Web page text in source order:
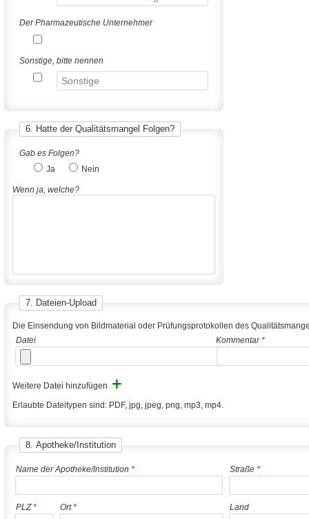
Der Pharmazeutische Unternehmer
Sonstige, bitte nennen
6. Hatte der Qualitätsmangel Folgen?
Gab es Folgen?
Ja
Nein
Wenn ja, welche?
7. Dateien-Upload
Die Einsendung von Bildmaterial oder Prüfungsprotokollen des
Datei
Kommentar*
Weitere Datei hinzufügen +
Erlaubte Dateitypen sind: PDF, jpg, jpeg, png, mp3, mp4.
8. Apotheke/Institution
Name der Apotheke/Institution * Straße *
PLZ* Ort* Land